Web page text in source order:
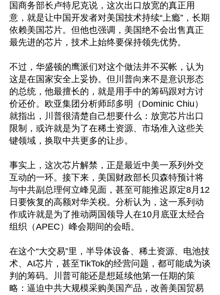
国商务部长卢特尼克说，这次出口放宽的真正用
意，就是让中国开发者对美国技术持续“上瘾”，长期
依赖美国芯片。但他也强调，美国绝不会出售真正
最先进的芯片，技术上始终要保持领先优势。
不过，华盛顿的鹰派们对这个做法并不买帐，认为
这是在国家安全上妥协。但川普向来不是意识形态
的总统，他最擅长的，就是用手中的筹码跟对方讨
价还价。欧亚集团分析师邱多明（Dominic Chiu）
就指出，川普很清楚自己想要什么：放宽芯片出口
限制，或许就是为了在稀土资源、市场准入这些关
键领域，换取中共更多的让步。
事实上，这次芯片解禁，正是最近中美一系列外交
互动的一环。接下来，美国财政部长贝森特预计将
与中共副总理何立峰见面，甚至可能推迟原定8月12
日要恢复的高额对华关税。分析认为，这一系列动
作或许就是为了推动两国领导人在10月底亚太经合
组织（APEC）峰会期间的会晤。
在这个“大交易”里，半导体设备、稀土资源、电池技
术、AI芯片，甚至TikTok的经营问题，都可能成为谈
判的筹码。川普可能还是想延续他第一任期的策
略：逼迫中共大规模采购美国产品，改善美国贸易